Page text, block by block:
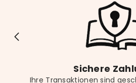
Sichere
Ihre Transaktionen sind